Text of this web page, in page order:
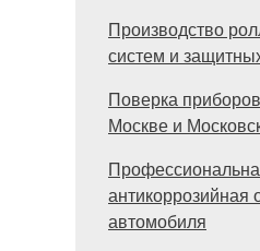
Производство
систем и
Поверка
Москве и
антикоррозийная
автомобиля